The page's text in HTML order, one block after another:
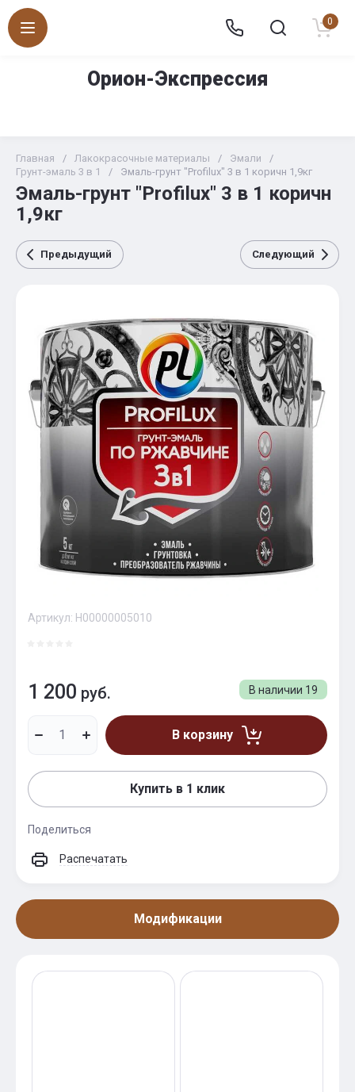
Орион-Экспрессия
0
Главная / Лакокрасочные материалы / Эмали
/
Грунт-эмаль 3 в 1
/ Эмаль-грунт "Profilux" 3 в 1 коричн 1,9кг
Эмаль-грунт "Profilux" 3 в 1 коричн
1,9кг
Предыдущий Следующий
Артикул: Н00000005010
В наличии 19
1 200 руб.
В корзину
Купить в 1 клик
Поделиться
Распечатать
Модификации